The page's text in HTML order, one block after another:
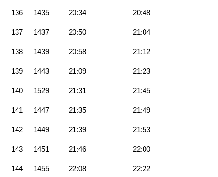
136 1435 20:34 20:48
137 1437 20:50 21:04
138 1439 20:58 21:12
139 1443 21:09 21:23
140 1529 21:31 21:45
141 1447 21:35 21:49
142 1449 21:39 21:53
143 1451 21:46 22:00
144 1455 22:08 22:22